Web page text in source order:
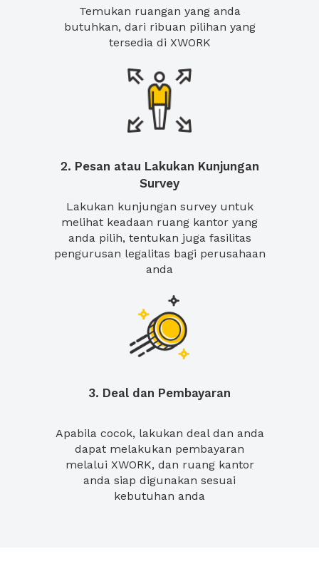
Temukan ruangan yang anda
butuhkan, dari ribuan pilihan yang
tersedia di XWORK
2. Pesan atau Lakukan Kunjungan
Survey
Lakukan kunjungan survey untuk
melihat keadaan ruang kantor yang
anda pilih, tentukan juga fasilitas
pengurusan legalitas bagi perusahaan
anda
3. Deal dan Pembayaran
Apabila cocok, lakukan deal dan anda
dapat melakukan pembayaran
melalui XWORK, dan ruang kantor
anda siap digunakan sesuai
kebutuhan anda